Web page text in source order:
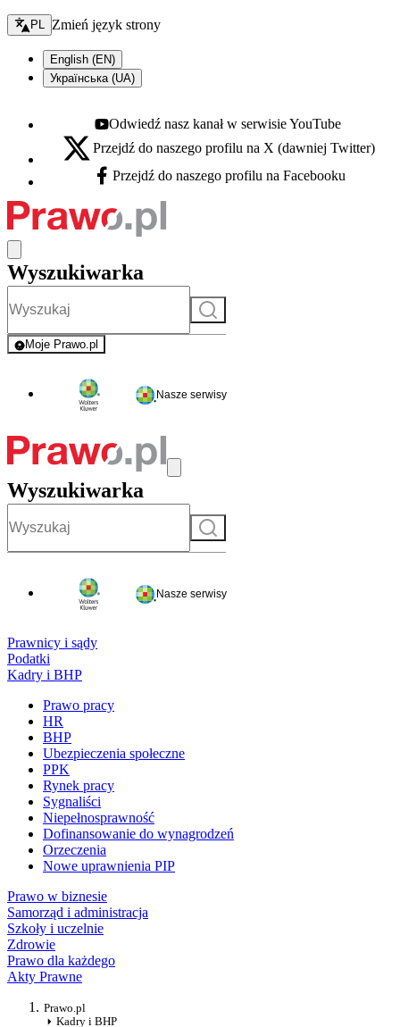
Zmień język - bieżący:
PL Zmień język strony
English (EN)
Українська (UA)
Youtube - otwiera się w nowej karcie
Odwiedź nasz kanał w serwisie YouTube
X - otwiera się w nowej karcie
Przejdź do naszego profilu na X (dawniej Twitter)
Facebook - otwiera się w nowej karcie
Przejdź do naszego profilu na Facebooku
Wyszukiwarka
Szukaj
Moje Prawo.pl
- rejestracja i logowanie do serwisu
Nasze serwisy
Wyszukiwarka
Szukaj
Nasze serwisy
Prawnicy i sądy
Podatki
Kadry i BHP
Prawo pracy
HR
BHP
Ubezpieczenia społeczne
PPK
Rynek pracy
Sygnaliści
Niepełnosprawność
Dofinansowanie do wynagrodzeń
Orzeczenia
Nowe uprawnienia PIP
Prawo w biznesie
Samorząd i administracja
Szkoły i uczelnie
Zdrowie
Prawo dla każdego
Akty Prawne
Prawo.pl
Kadry i BHP